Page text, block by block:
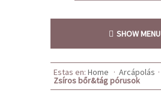
SHOW MENU
Estas en: Home · Arcápolás ·
Zsíros bőr&tág pórusok